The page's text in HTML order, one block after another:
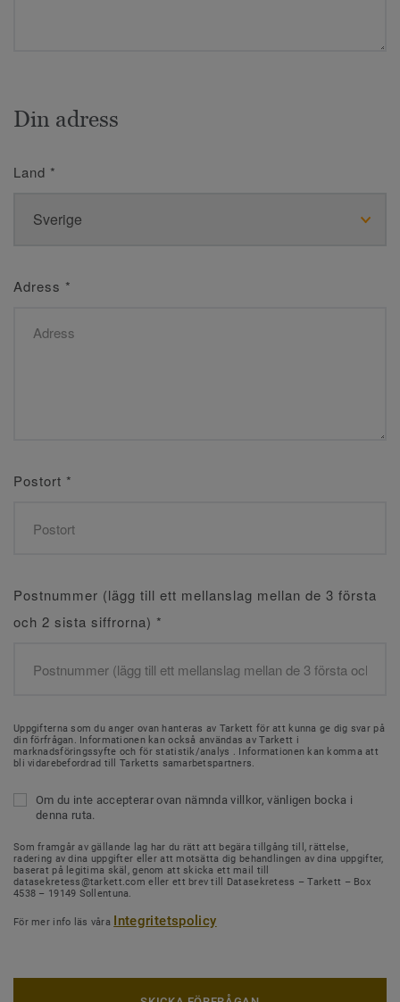
Din adress
Land *
Adress *
Postort *
Postnummer (lägg till ett mellanslag mellan de 3 första
och 2 sista siffrorna) *
Uppgifterna som du anger ovan hanteras av Tarkett för att kunna ge dig svar på
din förfrågan. Informationen kan också användas av Tarkett i
marknadsföringssyfte och för statistik/analys . Informationen kan komma att
bli vidarebefordrad till Tarketts samarbetspartners.
Om du inte accepterar ovan nämnda villkor, vänligen bocka i
denna ruta.
Som framgår av gällande lag har du rätt att begära tillgång till, rättelse,
radering av dina uppgifter eller att motsätta dig behandlingen av dina uppgifter,
baserat på legitima skäl, genom att skicka ett mail till
datasekretess@tarkett.com eller ett brev till Datasekretess – Tarkett – Box
4538 – 19149 Sollentuna.
För mer info läs våra Integritetspolicy